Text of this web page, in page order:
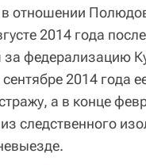
в отношении
2014 года
федерализацию
2014 года
а в конце
следственного